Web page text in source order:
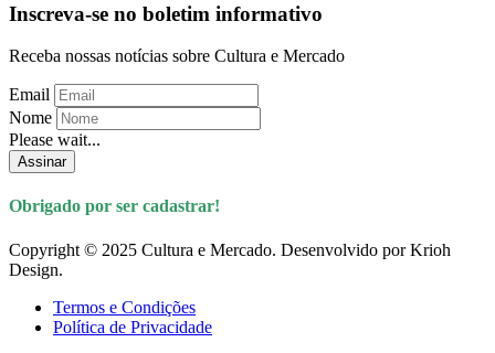
Inscreva-se no boletim informativo
Receba nossas notícias sobre Cultura e Mercado
Email
Nome
Please wait...
Assinar
Obrigado por ser cadastrar!
Copyright © 2025 Cultura e Mercado. Desenvolvido por Krioh
Design.
Termos e Condições
Política de Privacidade